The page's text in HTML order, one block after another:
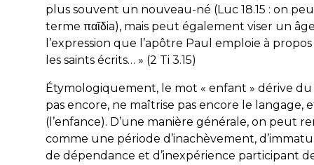
plus souvent un nouveau-né (Luc 18.15 : on
terme παῖδia), mais peut également viser un
l’expression que l’apôtre Paul emploie à
les saints écrits… » (2 Ti 3.15)
Étymologiquement, le mot « enfant » dérive
pas encore, ne maîtrise pas encore le langage,
(l’enfance). D’une manière générale, on peut
comme une période d’inachèvement,
de dépendance et d’inexpérience participant